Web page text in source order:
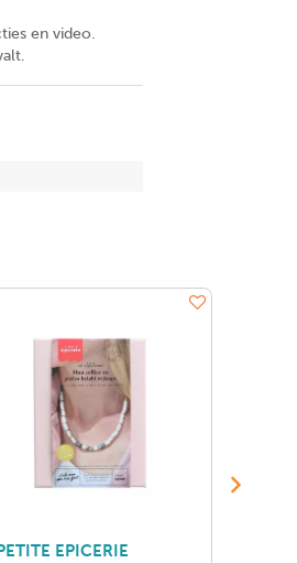
en video.
EPICERIE